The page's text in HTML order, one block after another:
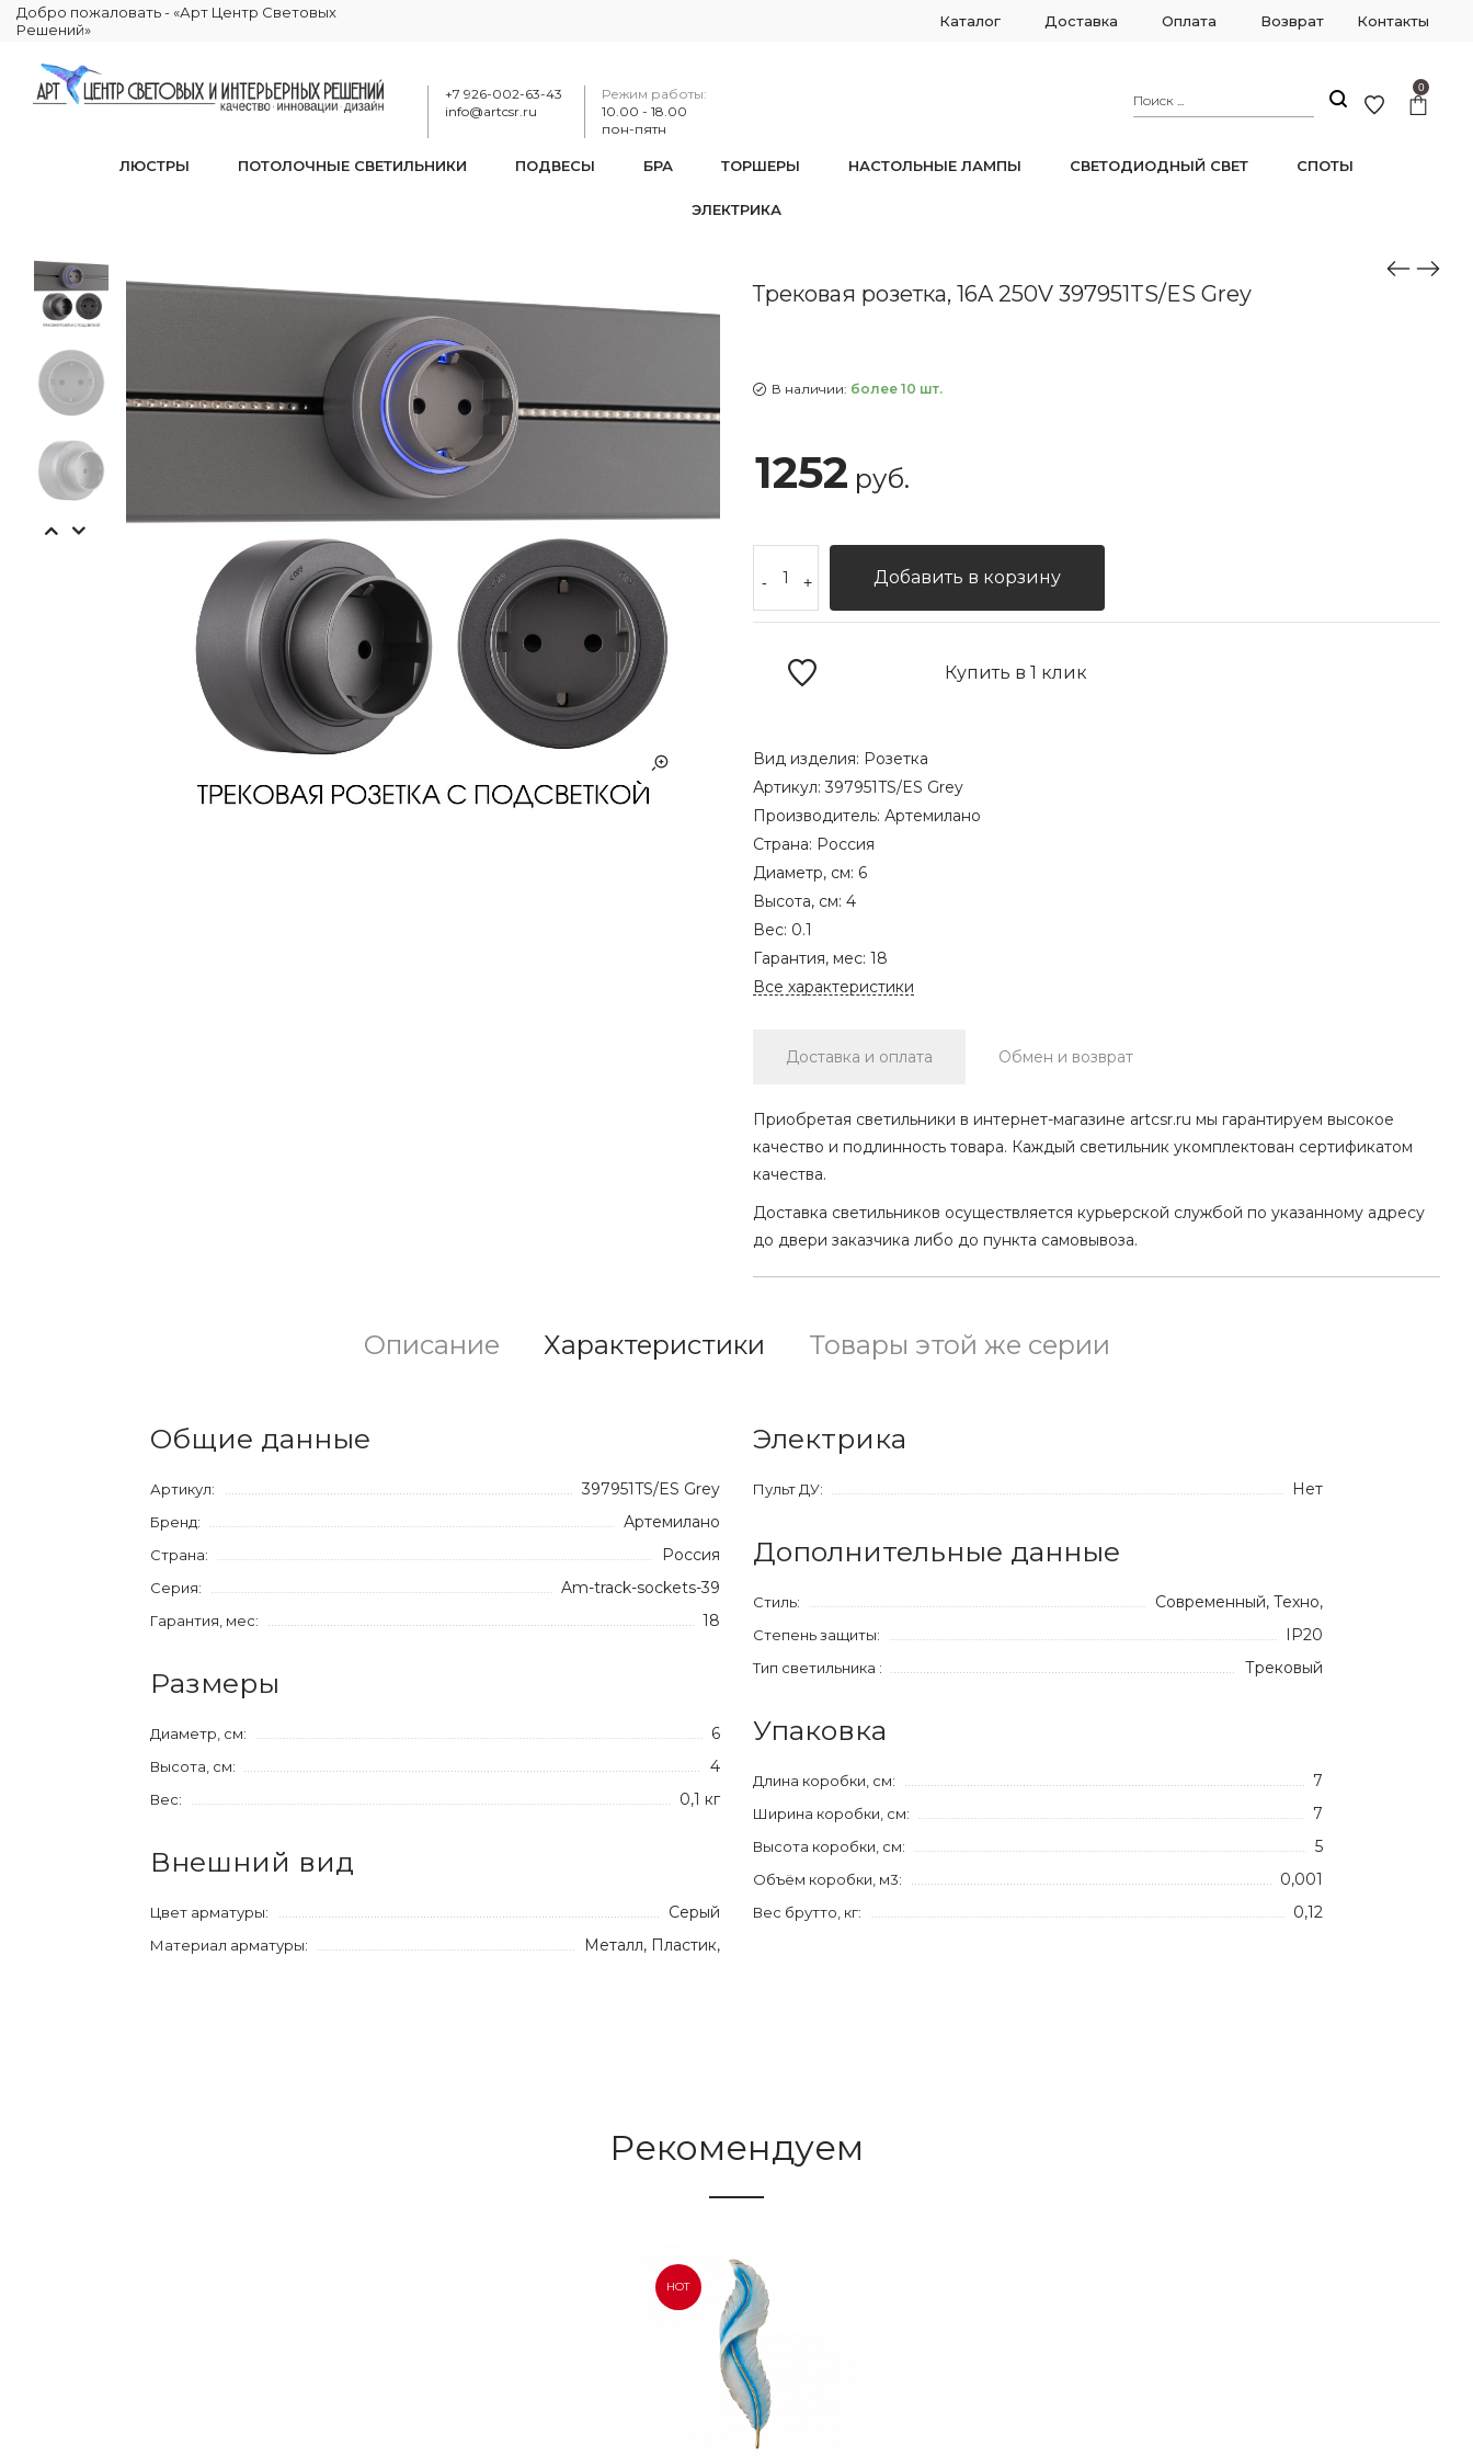
Добро пожаловать - «Арт Центр Световых
Решений»
Каталог Доставка Оплата Возврат Контакты
+7 926-002-63-43
info@artcsr.ru
Режим работы:
10.00 - 18.00
пон-пятн
0
ЛЮСТРЫ ПОТОЛОЧНЫЕ СВЕТИЛЬНИКИ ПОДВЕСЫ БРА ТОРШЕРЫ НАСТОЛЬНЫЕ ЛАМПЫ СВЕТОДИОДНЫЙ СВЕТ СПОТЫ
ЭЛЕКТРИКА
Трековая розетка, 16A 250V 397951TS/ES Grey
В наличии: более 10 шт.
1252 руб.
- + Добавить в корзину
Купить в 1 клик
Вид изделия: Розетка
Артикул:397951TS/ES Grey
Производитель: Артемилано
Страна: Россия
Диаметр, см: 6
Высота, см: 4
Вес: 0.1
Гарантия, мес: 18
Все характеристики
Доставка и оплата Обмен и возврат
Приобретая светильники в интернет-магазине artcsr.ru мы гарантируем высокое
качество и подлинность товара. Каждый светильник укомплектован сертификатом
качества.
Доставка светильников осуществляется курьерской службой по указанному адресу
до двери заказчика либо до пункта самовывоза.
Описание Характеристики Товары этой же серии
Общие данные
Артикул: 397951TS/ES Grey
Бренд: Артемилано
Страна: Россия
Серия: Am-track-sockets-39
Гарантия, мес: 18
Размеры
Диаметр, см: 6
Высота, см: 4
Вес: 0,1 кг
Внешний вид
Цвет арматуры: Серый
Материал арматуры: Металл, Пластик,
Электрика
Пульт ДУ: Нет
Дополнительные данные
Стиль: Современный, Техно,
Степень защиты: IP20
Тип светильника : Трековый
Упаковка
Длина коробки, см: 7
Ширина коробки, см: 7
Высота коробки, см: 5
Объём коробки, м3: 0,001
Вес брутто, кг: 0,12
Рекомендуем
HOT